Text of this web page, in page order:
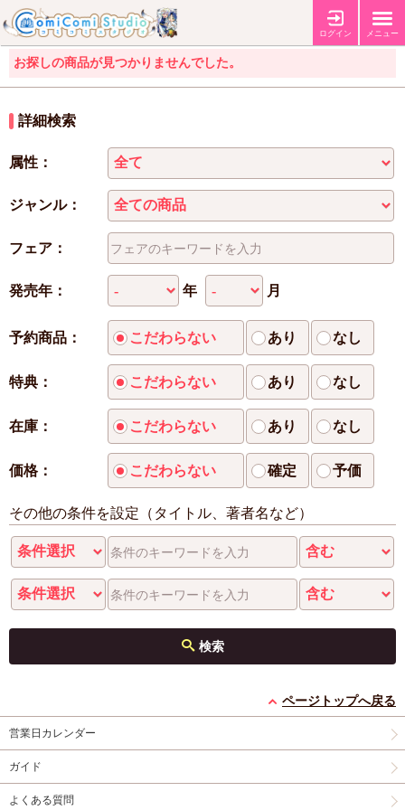
ログイン メニュー
お探しの商品が見つかりませんでした。
詳細検索
属性：
ジャンル：
フェア：
発売年： 年 月
予約商品： こだわらない あり なし
特典： こだわらない あり なし
在庫： こだわらない あり なし
価格： こだわらない 確定 予価
その他の条件を設定（タイトル、著者名など）
検索
ページトップへ戻る
営業日カレンダー
ガイド
よくある質問